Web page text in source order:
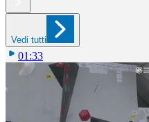
Vedi tutti
01:33